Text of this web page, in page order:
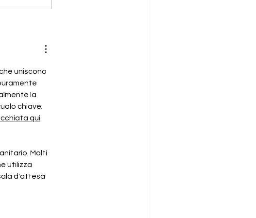
rimozione di residui di
uniscono
la
chiave;
qui.
Molti
utilizza
d'attesa